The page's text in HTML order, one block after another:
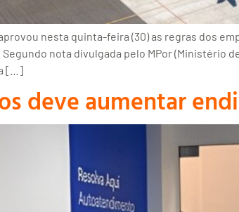
nesta quinta-feira (30) as regras dos
nota divulgada pelo MPor
[…]
deve aumentar